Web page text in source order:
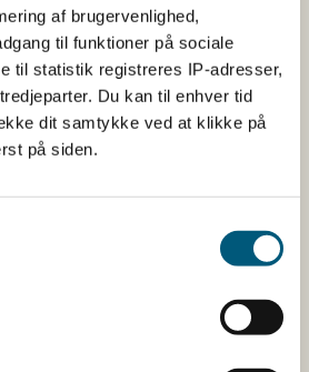
af brugervenlighed,
til funktioner på sociale
til statistik registreres IP-adresser,
Du kan til enhver tid
dit samtykke ved at klikke på
på siden.
en styrelse under
arbejder med hele
til bord med fokus på
sund mad. Vi står bag De